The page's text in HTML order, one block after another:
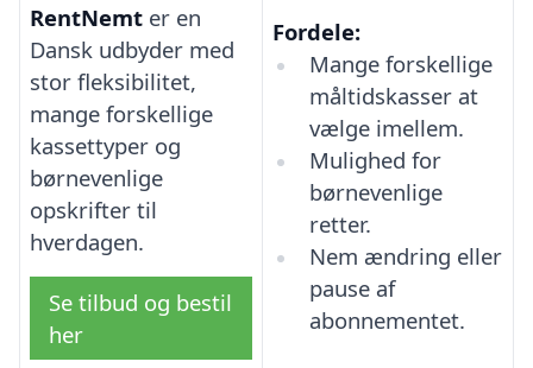
RentNemt er en
Dansk udbyder med
stor fleksibilitet,
mange forskellige
kassettyper og
børnevenlige
opskrifter til
hverdagen.
Se tilbud og bestil
her
Fordele:
Mange forskellige
måltidskasser at
vælge imellem.
Mulighed for
børnevenlige
retter.
Nem ændring eller
pause af
abonnementet.